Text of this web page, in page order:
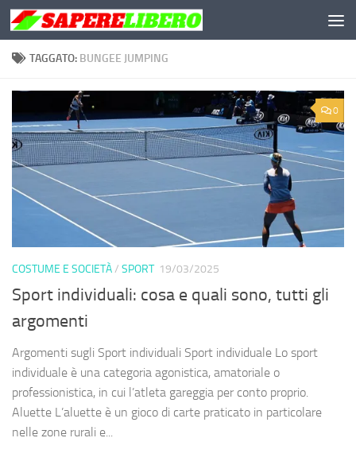
Salta al contenuto
TAGGATO: BUNGEE JUMPING
0
COSTUME E SOCIETÀ/ SPORT 19/03/2025
Sport individuali: cosa e quali sono, tutti gli
argomenti
Argomenti sugli Sport individuali Sport individuale Lo sport
individuale è una categoria agonistica, amatoriale o
professionistica, in cui l’atleta gareggia per conto proprio.
Aluette L’aluette è un gioco di carte praticato in particolare
nelle zone rurali e...